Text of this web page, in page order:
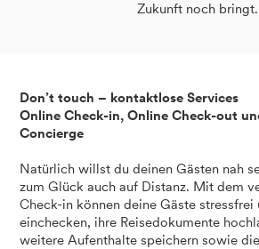
Zukunft noch bringt.
Don’t touch – kontaktlose Services
Online Check-in, Online Check-out
Concierge
Natürlich willst du deinen Gästen nah
zum Glück auch auf Distanz. Mit dem
Check-in können deine Gäste
einchecken, ihre Reisedokumente
weitere Aufenthalte speichern sowie